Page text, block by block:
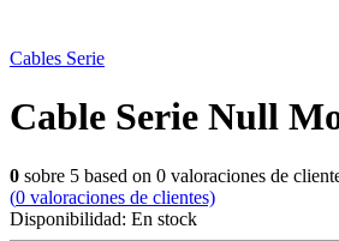
Cables Serie
Cable Serie Null
0 sobre 5 based on 0 valoraciones de
(0 valoraciones de clientes)
Disponibilidad: En stock